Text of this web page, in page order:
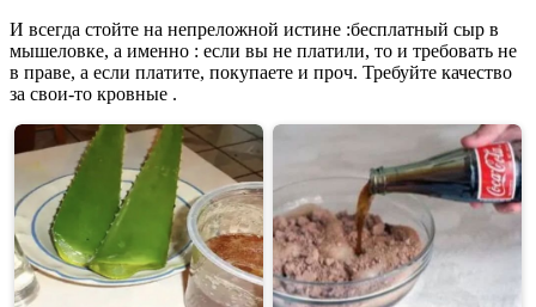
И всегда стойте на непреложной истине :бесплатный сыр в
мышеловке, а именно : если вы не платили, то и требовать не
в праве, а если платите, покупаете и проч. Требуйте качество
за свои-то кровные .